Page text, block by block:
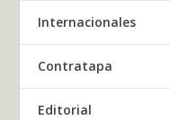
Internacionales
Contratapa
Editorial